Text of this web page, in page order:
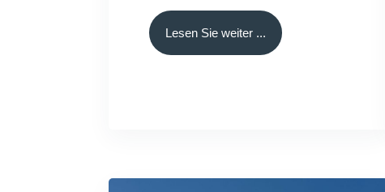
Lesen Sie weiter ...